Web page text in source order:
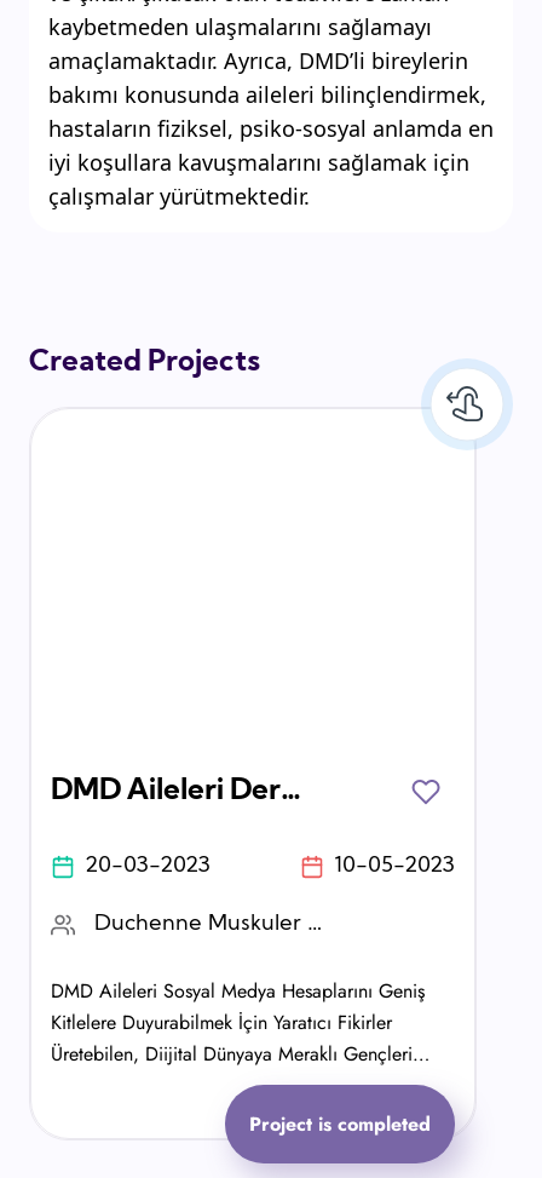
kaybetmeden ulaşmalarını sağlamayı
amaçlamaktadır. Ayrıca, DMD’li bireylerin
bakımı konusunda aileleri bilinçlendirmek,
hastaların fiziksel, psiko-sosyal anlamda en
iyi koşullara kavuşmalarını sağlamak için
çalışmalar yürütmektedir.
Created Projects
DMD Aileleri Derneği Sosyal Medya Gönüllüsü Arıyor!
20-03-2023 10-05-2023
Duchenne Muskuler Distrofi (DMD) Aileleri Derneği
DMD Aileleri Sosyal Medya Hesaplarını Geniş
Kitlelere Duyurabilmek İçin Yaratıcı Fikirler
Üretebilen, Diijital Dünyaya Meraklı Gençleri
Project is completed